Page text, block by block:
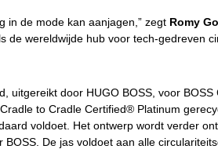
in de mode kan aanjagen,” zegt Romy
de wereldwijde hub voor tech-gedreven
uitgereikt door HUGO BOSS, voor BOSS
to Cradle Certified® Platinum
voldoet. Het ontwerp wordt verder
De jas voldoet aan alle